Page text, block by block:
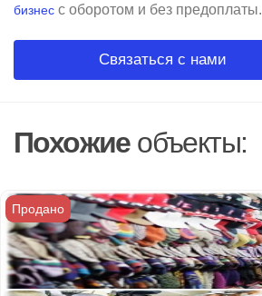
бизнес с оборотом и без предоплаты.
Связаться с нами
Похожиеобъекты:
Продано